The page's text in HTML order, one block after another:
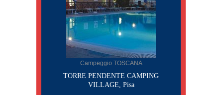
Campeggio TOSCANA
TORRE PENDENTE CAMPING
VILLAGE, Pisa